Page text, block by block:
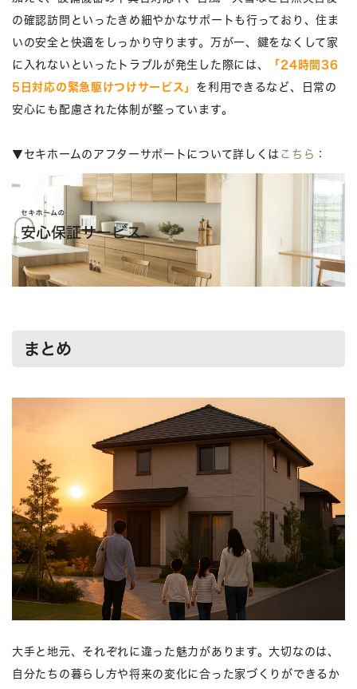
の確認訪問といったきめ細やかなサポートも行っており、住ま
いの安全と快適をしっかり守ります。万が一、鍵をなくして家
に入れないといったトラブルが発生した際には、
「24時間36
5日対応の緊急駆けつけサービス」 を利用できるなど、日常の
安心にも配慮された体制が整っています。
▼セキホームのアフターサポートについて詳しくは こちら ：
まとめ
大手と地元、それぞれに違った魅力があります。大切なのは、
自分たちの暮らし方や将来の変化に合った家づくりができるか